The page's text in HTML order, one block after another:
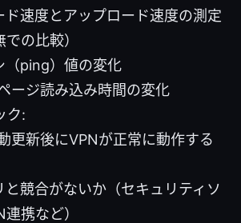
ド速度とアップロード速度の測定
での比較）
（ping）値の変化
ージ読み込み時間の変化
ク:
更新後にVPNが正常に動作する
と競合がないか（セキュリティソ
携など）